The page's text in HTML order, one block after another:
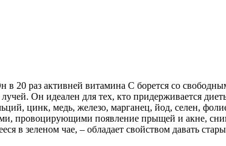
20 раз активней витамина С борется со
Он идеален для тех, кто придерживается
цинк, медь, железо, марганец, йод, селен,
провоцирующими появление прыщей и акне,
в зеленом чае, – обладает свойством давать